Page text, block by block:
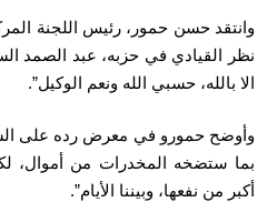
وانتقد حسن حمور، رئيس اللجنة
نظر القيادي في حزبه، عبد الصمد
الا بالله، حسبي الله ونعم الوكيل”.
وأوضح حمورو في معرض رده على
بما ستضخه المخدرات من أموال،
أكبر من نفعها، وبيننا الأيام”.